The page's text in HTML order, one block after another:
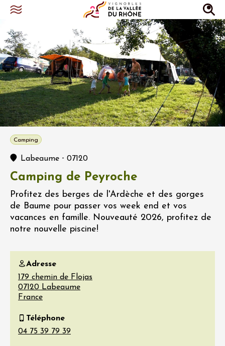
Camping
Labeaume - 07120
Camping de Peyroche
Profitez des berges de l'Ardèche et des gorges
de Baume pour passer vos week end et vos
vacances en famille. Nouveauté 2026, profitez de
notre nouvelle piscine!
Adresse
179 chemin de Flojas
07120 Labeaume
France
Téléphone